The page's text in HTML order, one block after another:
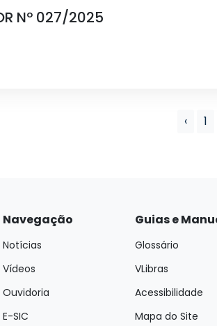
Nº 027/2025
‹ 1
Navegação
Notícias
Vídeos
Ouvidoria
E-SIC
Guias e
Glossário
VLibras
Acessibilidade
Mapa do Site